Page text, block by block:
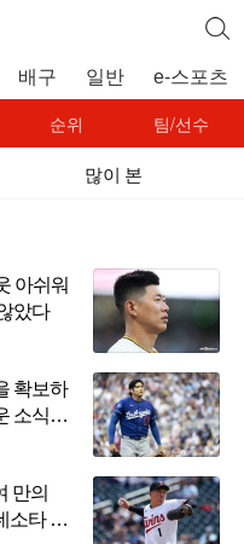
배구 일반 e-스포츠
순위 팀/선수
많이 본
아쉬워
았다
확보하
소식,
만의
소타 복